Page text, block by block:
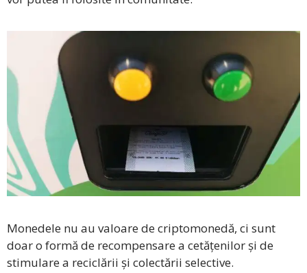
Monedele nu au valoare de criptomonedă, ci sunt
doar o formă de recompensare a cetățenilor și de
stimulare a reciclării și colectării selective.